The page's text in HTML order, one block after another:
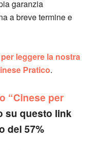
garanzia
a breve termine e
leggere la nostra
Pratico.
“Cinese per
su questo link
del 57%